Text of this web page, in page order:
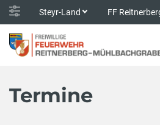
Steyr-Land FF
Termine